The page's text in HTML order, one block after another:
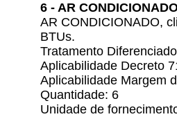
6 - AR
AR CONDICIONADO,
BTUs.
Tratamento
Aplicabilidade Decreto
Aplicabilidade Margem
Quantidade: 6
Unidade de